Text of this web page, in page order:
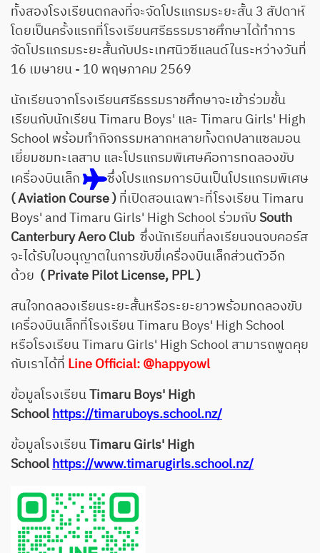
ทั้งสองโรงเรียนตกลงที่จะจัดโปรแกรมระยะสั้น 3 สัปดาห์
โดยเป็นครั้งแรกที่โรงเรียนศรีธรรมราชศึกษาได้ทำการ
จัดโปรแกรมระยะสั้นกับประเทศนิวซีแลนด์ในระหว่างวันที่
16 เมษายน - 10 พฤษภาคม 2569
นักเรียนจากโรงเรียนศรีธรรมราชศึกษาจะเข้าร่วมชั้น
เรียนกับนักเรียน Timaru Boys' และ Timaru Girls' High
School พร้อมทำกิจกรรมหลากหลายทั้งตกปลาแซลมอน
เยี่ยมชมทะเลสาบ และโปรแกรมพิเศษคือการทดลองขับ
เครื่องบินเล็ก
ซึ่งโปรแกรมการบินเป็นโปรแกรมพิเศษ
( Aviation Course )ที่เปิดสอนเฉพาะที่โรงเรียน Timaru
Boys' and Timaru Girls' High School ร่วมกับSouth
Canterbury Aero Clubซึ่งนักเรียนที่ลงเรียนจนจบคอร์ส
จะได้รับใบอนุญาตในการขับขี่เครื่องบินเล็กส่วนตัวอีก
ด้วย ( Private Pilot License, PPL )
สนใจทดลองเรียนระยะสั้นหรือระยะยาวพร้อมทดลองขับ
เครื่องบินเล็กที่โรงเรียน Timaru Boys' High School
หรือโรงเรียน Timaru Girls' High School สามารถพูดคุย
กับเราได้ที่ Line Official: @happyowl
ข้อมูลโรงเรียนTimaru Boys' High
Schoolhttps://timaruboys.school.nz/
ข้อมูลโรงเรียนTimaru Girls' High
Schoolhttps://www.timarugirls.school.nz/